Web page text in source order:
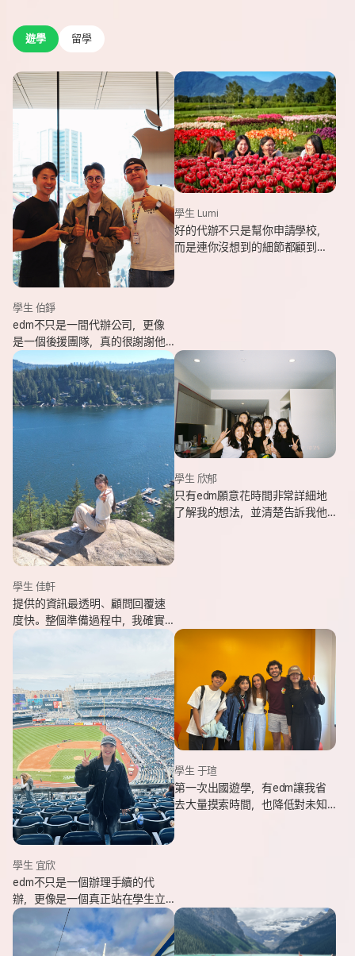
遊學 留學
學生 伯錚
edm不只是一間代辦公司，更像
是一個後援團隊，真的很謝謝他
們的幫忙，讓我能安心出發，去
追逐我一直想完成的留遊學夢
想。
學生 Lumi
好的代辦不只是幫你申請學校，
而是連你沒想到的細節都顧到
學生 佳軒
提供的資訊最透明、顧問回覆速
度快。整個準備過程中，我確實
也感受到edm的用心與專業。抵
學生 欣郁
只有edm願意花時間非常詳細地
了解我的想法，並清楚告訴我他
學生 宜欣
edm不只是一個辦理手續的代
辦，更像是一個真正站在學生立
場、陪伴並支持你完成留遊學夢
想的夥伴。這也是我會想推薦
edm的原因。
學生 于瑄
第一次出國遊學，有edm讓我省
去大量摸索時間，也降低對未知